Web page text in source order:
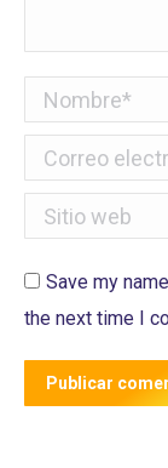
Nombre *
Correo
Sitio web
Save my
the next time I
Publicar